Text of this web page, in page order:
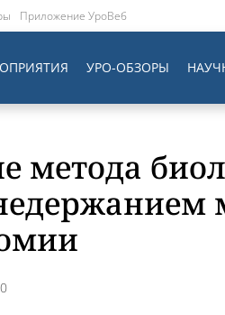
Приложение УроВеб
УРО-ОБЗОРЫ
метода
0